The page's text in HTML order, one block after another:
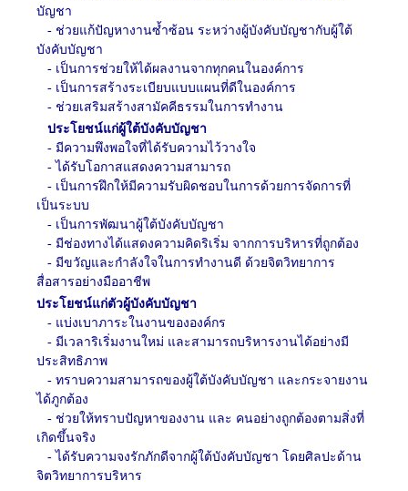
บัญชา
- ช่วยแก้ปัญหางานซ้ำซ้อน ระหว่างผู้บังคับบัญชากับผู้ใต้
บังคับบัญชา
- เป็นการช่วยให้ได้ผลงานจากทุกคนในองค์การ
- เป็นการสร้างระเบียบแบบแผนที่ดีในองค์การ
- ช่วยเสริมสร้างสามัคคีธรรมในการทำงาน
ประโยชน์แก่ผู้ใต้บังคับบัญชา
- มีความพึงพอใจที่ได้รับความไว้วางใจ
- ได้รับโอกาสแสดงความสามารถ
- เป็นการฝึกให้มีความรับผิดชอบในการด้วยการจัดการที่
เป็นระบบ
- เป็นการพัฒนาผู้ใต้บังคับบัญชา
- มีช่องทางได้แสดงความคิดริเริ่ม จากการบริหารที่ถูกต้อง
- มีขวัญและกำลังใจในการทำงานดี ด้วยจิตวิทยาการ
สื่อสารอย่างมืออาชีพ
ประโยชน์แก่ตัวผู้บังคับบัญชา
- แบ่งเบาภาระในงานขององค์กร
- มีเวลาริเริ่มงานใหม่ และสามารถบริหารงานได้อย่างมี
ประสิทธิภาพ
- ทราบความสามารถของผู้ใต้บังคับบัญชา และกระจายงาน
ได้ภูกต้อง
- ช่วยให้ทราบปัญหาของงาน และ คนอย่างถูกต้องตามสิ่งที่
เกิดขึ้นจริง
- ได้รับความจงรักภักดีจากผู้ใต้บังคับบัญชา โดยศิลปะด้าน
จิตวิทยาการบริหาร